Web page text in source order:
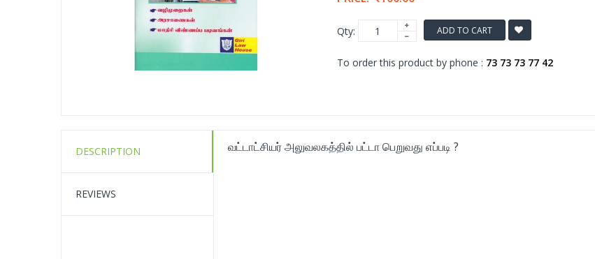
Qty: ADD TO CART
To order this product by phone : 73 73 73 77 42
DESCRIPTION
REVIEWS
வட்டாட்சியர் அலுவலகத்தில் பட்டா பெறுவது எப்படி ?